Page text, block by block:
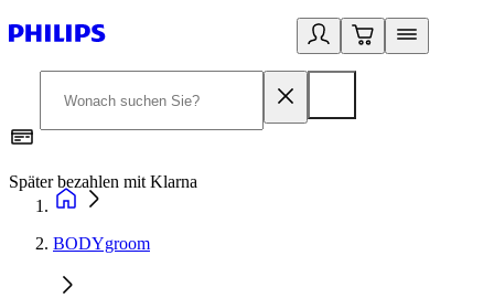
Später bezahlen mit Klarna
BODYgroom